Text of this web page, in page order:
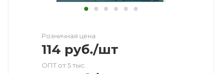
Розничная цена
114 руб./шт
ОПТ от 5 тыс.